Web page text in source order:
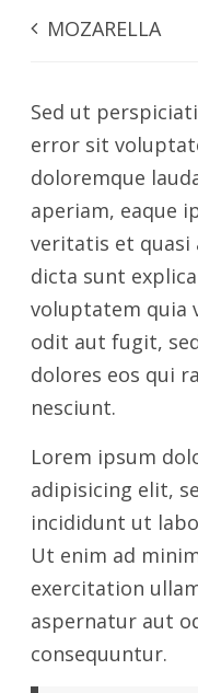
MOZARELLA
Sed ut
error sit
doloremque
aperiam, eaque
veritatis et quasi
dicta sunt
voluptatem quia
odit aut fugit,
dolores eos qui
nesciunt.
Lorem ipsum
adipisicing elit,
incididunt ut
Ut enim ad
exercitation
aspernatur aut
consequuntur.